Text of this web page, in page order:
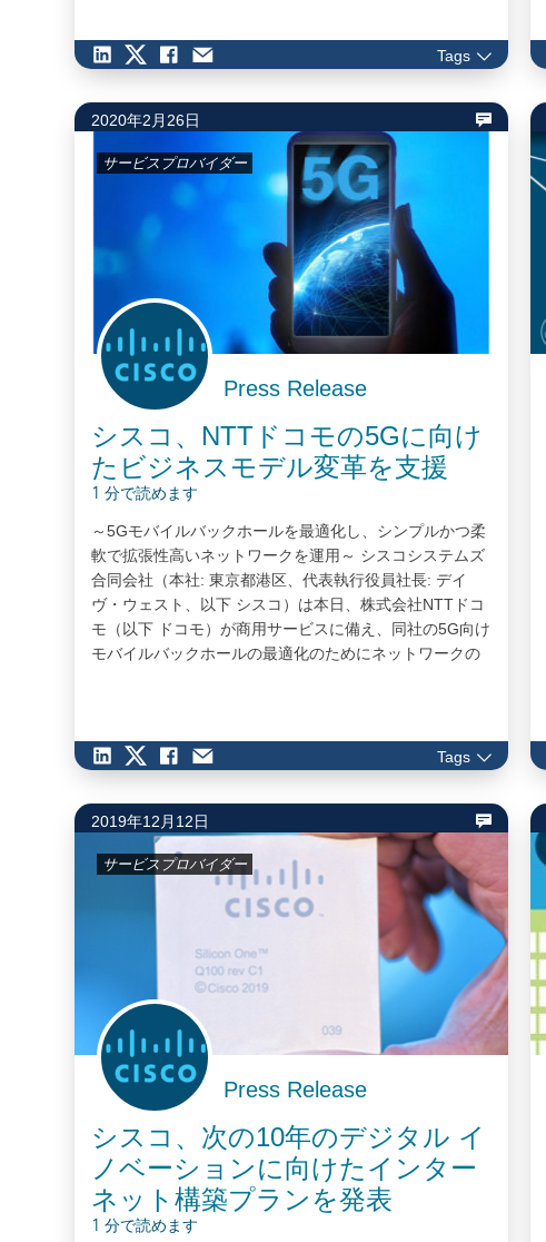
System 5500 シリーズ「Cisco NCS 5504」を導入したと
Tags
2020年2月26日
サービスプロバイダー
Press Release
シスコ、NTTドコモの5Gに向け
たビジネスモデル変革を支援
1 分で読めます
～5Gモバイルバックホールを最適化し、シンプルかつ柔
軟で拡張性高いネットワークを運用～ シスコシステムズ
合同会社（本社: 東京都港区、代表執行役員社長: デイ
ヴ・ウェスト、以下 シスコ）は本日、株式会社NTTドコ
モ（以下 ドコモ）が商用サービスに備え、同社の5G向け
モバイルバックホールの最適化のためにネットワークの
モバイルバックホールは携帯基地局で5G無線とコアネッ
トワークを接続してデータセンターへのフィードを行う
伝送ネットワークで、データセンターには人やマシンが
アクセスする必要のあるすべてのコンテンツやアプリケ
ーションが格納されています。…
Tags
2019年12月12日
サービスプロバイダー
Press Release
シスコ、次の10年のデジタル イ
ノベーションに向けたインター
ネット構築プランを発表
1 分で読めます